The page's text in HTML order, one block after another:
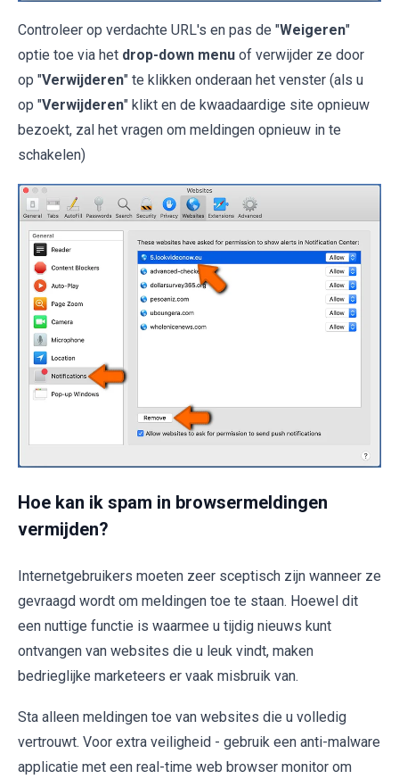
Controleer op verdachte URL's en pas de "Weigeren"
optie toe via het drop-down menu of verwijder ze door
op "Verwijderen" te klikken onderaan het venster (als u
op "Verwijderen" klikt en de kwaadaardige site opnieuw
bezoekt, zal het vragen om meldingen opnieuw in te
schakelen)
Hoe kan ik spam in browsermeldingen
vermijden?
Internetgebruikers moeten zeer sceptisch zijn wanneer ze
gevraagd wordt om meldingen toe te staan. Hoewel dit
een nuttige functie is waarmee u tijdig nieuws kunt
ontvangen van websites die u leuk vindt, maken
bedrieglijke marketeers er vaak misbruik van.
Sta alleen meldingen toe van websites die u volledig
vertrouwt. Voor extra veiligheid - gebruik een anti-malware
applicatie met een real-time web browser monitor om